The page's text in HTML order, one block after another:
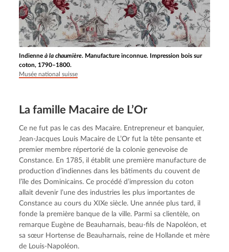
Indienneà la chaumière. Manufacture inconnue. Impression bois sur
coton, 1790–1800.
Musée national suisse
La famille Macaire de L’Or
Ce ne fut pas le cas des Macaire. Entrepreneur et banquier,
Jean-Jacques Louis Macaire de L’Or fut la tête pensante et
premier membre répertorié de la colonie genevoise de
Constance. En 1785, il établit une première manufacture de
production d’indiennes dans les bâtiments du couvent de
l’île des Dominicains. Ce procédé d’impression du coton
allait devenir l’une des industries les plus importantes de
Constance au cours du XIXe siècle. Une année plus tard, il
fonde la première banque de la ville. Parmi sa clientèle, on
remarque Eugène de Beauharnais, beau-fils de Napoléon, et
sa sœur Hortense de Beauharnais, reine de Hollande et mère
de Louis-Napoléon.